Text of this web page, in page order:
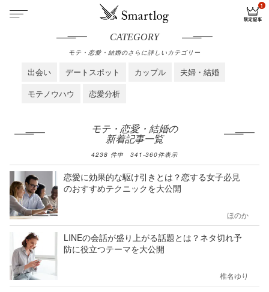
CATEGORY
モテ・恋愛・結婚のさらに詳しいカテゴリー
出会い デートスポット カップル
夫婦・結婚
モテノウハウ
恋愛分析
モテ・恋愛・結婚の
新着記事一覧
4238 件中 341-360件表示
恋愛に効果的な駆け引きとは？恋する女子必見
のおすすめテクニックを大公開
ほのか
LINEの会話が盛り上がる話題とは？ネタ切れ予
防に役立つテーマを大公開
椎名ゆり